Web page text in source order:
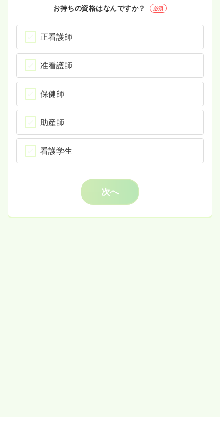
お持ちの資格はなんですか？ 必須
正看護師
准看護師
保健師
助産師
看護学生
次へ